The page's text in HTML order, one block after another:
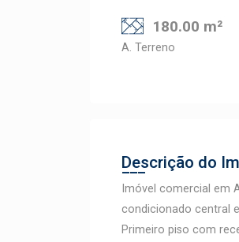
180.00 m²
A. Terreno
Descrição do
Imóvel comercial em
condicionado central
Primeiro piso com